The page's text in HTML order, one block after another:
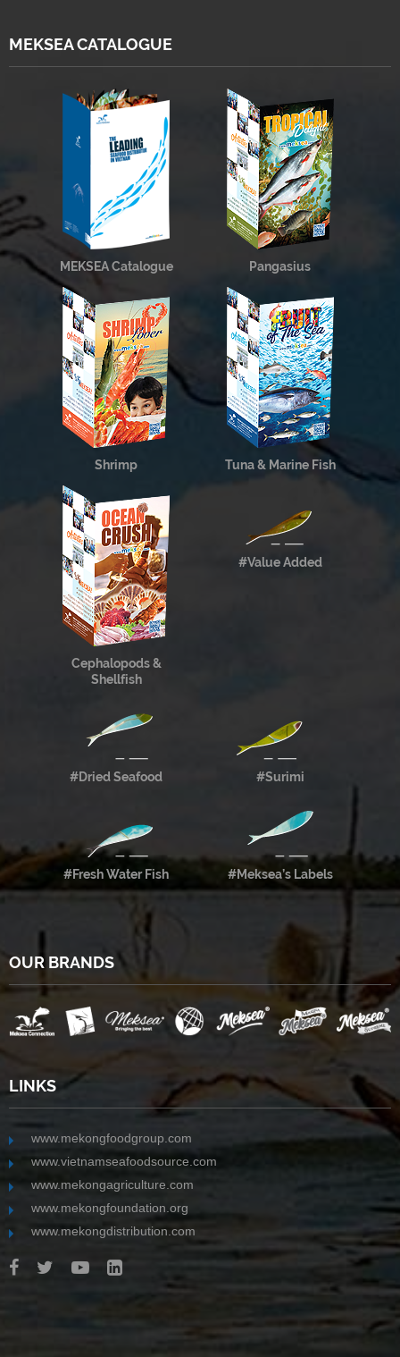
MEKSEA CATALOGUE
MEKSEA Catalogue Pangasius
Shrimp Tuna & Marine Fish
Cephalopods &
Shellfish
#Value Added
#Dried Seafood #Surimi
#Fresh Water Fish #Meksea’s Labels
OUR BRANDS
LINKS
www.mekongfoodgroup.com
www.vietnamseafoodsource.com
www.mekongagriculture.com
www.mekongfoundation.org
www.mekongdistribution.com